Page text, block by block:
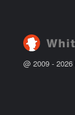
@ 2009 - 2026